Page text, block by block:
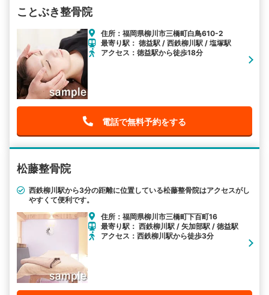
ことぶき整骨院
住所：福岡県柳川市三橋町白鳥610-2
最寄り駅： 徳益駅 / 西鉄柳川駅 / 塩塚駅
アクセス：徳益駅から徒歩18分
電話で無料予約をする
松藤整骨院
西鉄柳川駅から3分の距離に位置している松藤整骨院はアクセスがし
やすくて便利です。
住所：福岡県柳川市三橋町下百町16
最寄り駅： 西鉄柳川駅 / 矢加部駅 / 徳益駅
アクセス：西鉄柳川駅から徒歩3分